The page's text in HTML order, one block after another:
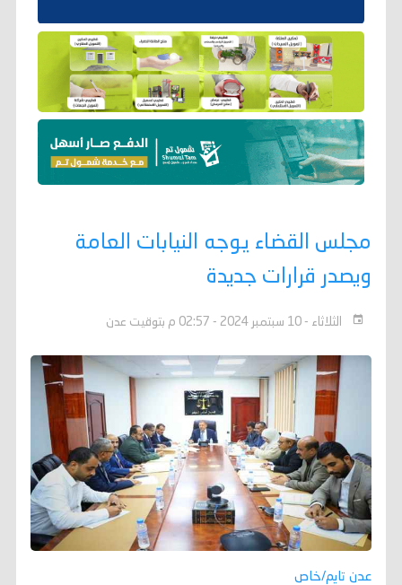
مجلس القضاء يوجه النيابات العامة
ويصدر قرارات جديدة
الثلاثاء - 10 سبتمبر 2024 - 02:57 م بتوقيت عدن
عدن تايم/خاص